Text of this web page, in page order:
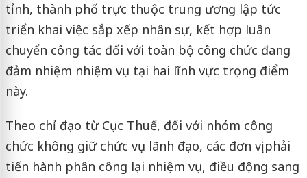
tỉnh, thành phố trực thuộc trung ương lập tức
triển khai việc sắp xếp nhân sự, kết hợp luân
chuyển công tác đối với toàn bộ công chức đang
đảm nhiệm nhiệm vụ tại hai lĩnh vực trọng điểm
này.
Theo chỉ đạo từ Cục Thuế, đối với nhóm công
chức không giữ chức vụ lãnh đạo, các đơn vị phải
tiến hành phân công lại nhiệm vụ, điều động sang